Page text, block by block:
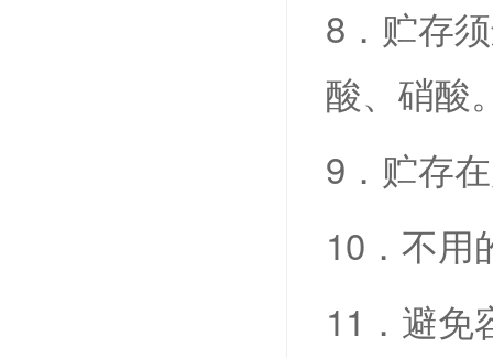
8．贮存
酸、硝酸
9．贮存
10．不用
11．避免